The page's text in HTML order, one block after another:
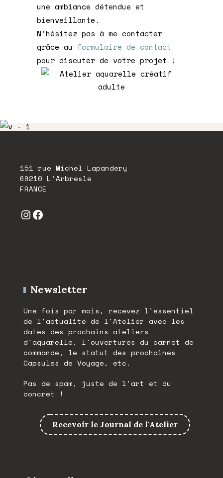
une ambiance détendue et
bienveillante.
N’hésitez pas à me contacter
grâce au formulaire de contact
pour discuter de votre projet !
151 rue Michel Lapandery
69210 L'Arbresle
FRANCE
Newsletter
Une fois par mois, recevez l'essentiel
de l'actualité de l'Atelier avec les
dates des prochains ateliers
d'aquarelle, l'ouvertures du carnet de
commande, le statut des prochaines
Capsules de Voyage, etc.
Pas de spam, juste de l'art et du
concret !
Recevoir le Journal de l'Atelier